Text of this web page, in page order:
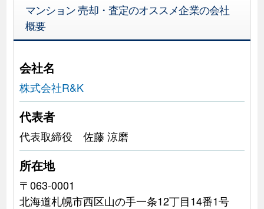
マンション 売却・査定のオススメ企業の会社
概要
会社名
株式会社R&K
代表者
代表取締役 佐藤 涼磨
所在地
〒063-0001
北海道札幌市西区山の手一条12丁目14番1号